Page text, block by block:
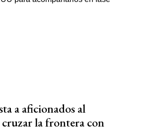
a aficionados al
la frontera con